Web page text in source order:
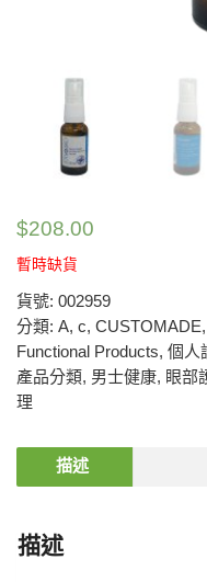
$208.00
暫時缺貨
貨號: 002959
分類: A, c, CUSTOMADE,
Functional Products, 個人
產品分類, 男士健康, 眼部
理
描述
描述